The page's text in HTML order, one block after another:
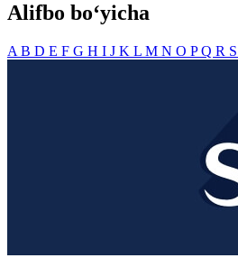
Alifbo bo‘yicha
A B D E F G H I J K L M N O PQ R S